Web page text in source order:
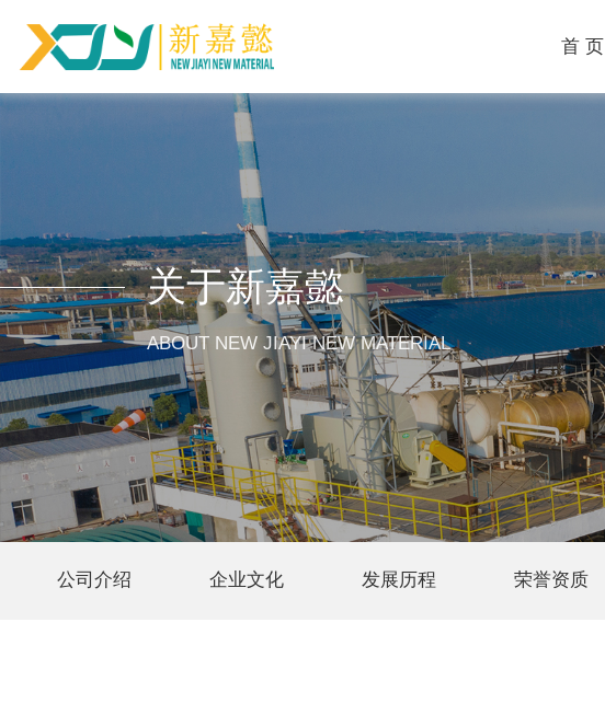
首 页
关于新嘉懿
ABOUT NEW JIAYI NEW MATERIAL
公司介绍 企业文化 发展历程 荣誉资质